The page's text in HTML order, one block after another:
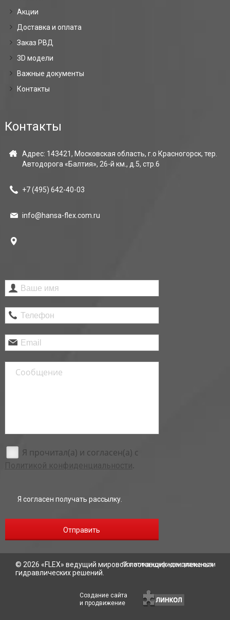
Акции
Доставка и оплата
Заказ РВД
3D модели
Важные документы
Контакты
Контакты
Адрес: 143421, Московская область, г.о Красногорск, тер.
Автодорога «Балтия», 26-й км., д.5, стр.6
+7 (495) 642-40-03
info@hansa-flex.com.ru
Я прочитал(а) и согласен(а) с
Политикой конфиденциальности.
Я согласен получать рассылку.
Отправить
© 2026 «FLEX» ведущий мировой поставщик комплексных
гидравлических решений.
Политика конфиденциальности
Создание сайта
и продвижение